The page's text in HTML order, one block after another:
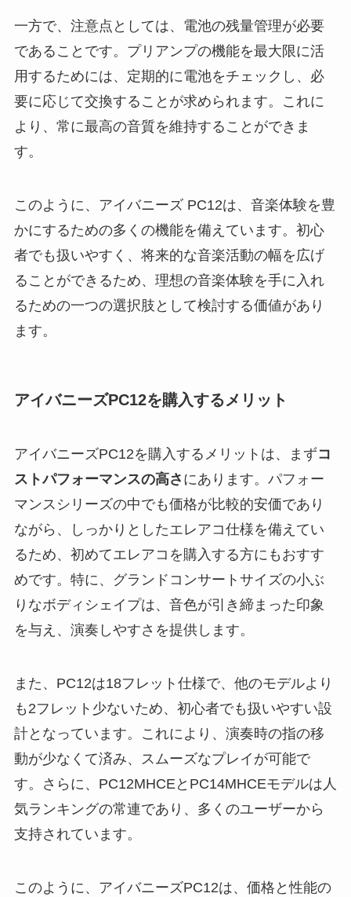
一方で、注意点としては、電池の残量管理が必要
であることです。プリアンプの機能を最大限に活
用するためには、定期的に電池をチェックし、必
要に応じて交換することが求められます。これに
より、常に最高の音質を維持することができま
す。
このように、アイバニーズ PC12は、音楽体験を豊
かにするための多くの機能を備えています。初心
者でも扱いやすく、将来的な音楽活動の幅を広げ
ることができるため、理想の音楽体験を手に入れ
るための一つの選択肢として検討する価値があり
ます。
アイバニーズPC12を購入するメリット
アイバニーズPC12を購入するメリットは、まずコ
ストパフォーマンスの高さ にあります。パフォー
マンスシリーズの中でも価格が比較的安価であり
ながら、しっかりとしたエレアコ仕様を備えてい
るため、初めてエレアコを購入する方にもおすす
めです。特に、グランドコンサートサイズの小ぶ
りなボディシェイプは、音色が引き締まった印象
を与え、演奏しやすさを提供します。
また、PC12は18フレット仕様で、他のモデルより
も2フレット少ないため、初心者でも扱いやすい設
計となっています。これにより、演奏時の指の移
動が少なくて済み、スムーズなプレイが可能で
す。さらに、PC12MHCEとPC14MHCEモデルは人
気ランキングの常連であり、多くのユーザーから
支持されています。
このように、アイバニーズPC12は、価格と性能の